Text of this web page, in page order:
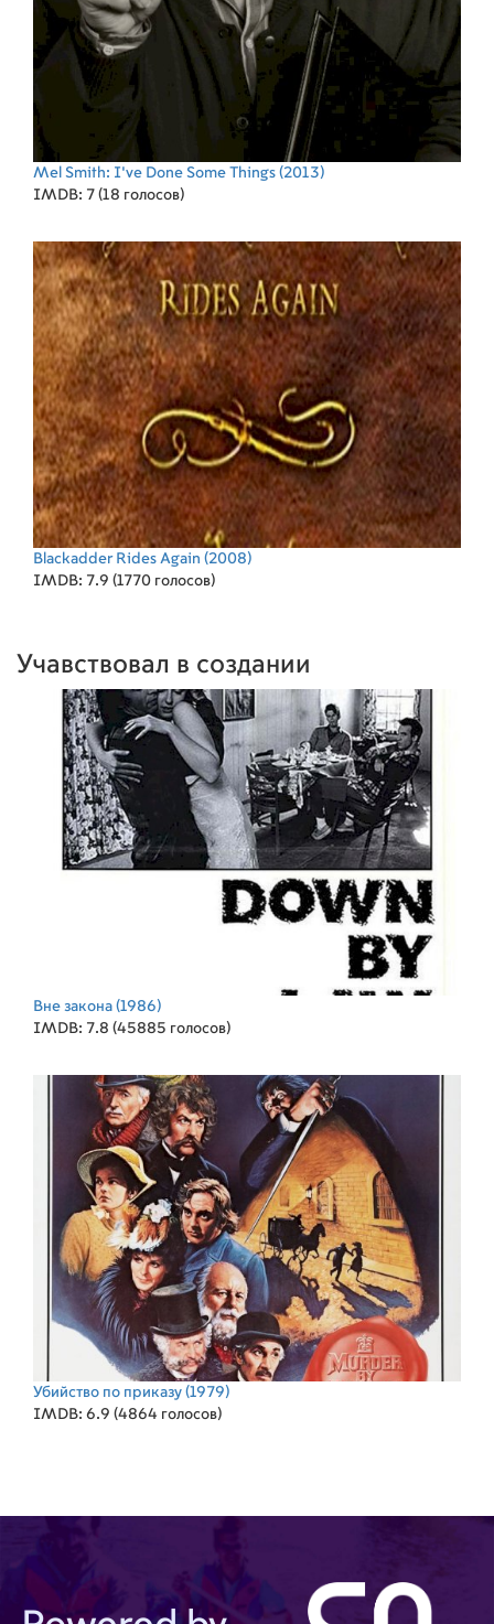
Mel Smith: I've Done Some Things (2013)
IMDB: 7 (18 голосов)
Blackadder Rides Again (2008)
IMDB: 7.9 (1770 голосов)
Учавствовал в создании
Вне закона (1986)
IMDB: 7.8 (45885 голосов)
Убийство по приказу (1979)
IMDB: 6.9 (4864 голосов)